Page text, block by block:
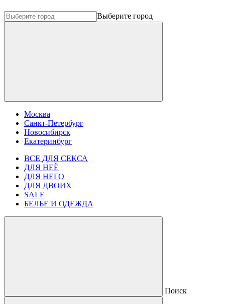
Выберите город
Москва
Санкт-Петербург
Новосибирск
Екатеринбург
ВСЕ ДЛЯ СЕКСА
ДЛЯ НЕЁ
ДЛЯ НЕГО
ДЛЯ ДВОИХ
SALE
БЕЛЬЕ И ОДЕЖДА
Поиск